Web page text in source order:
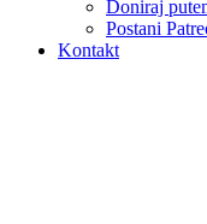
Doniraj
Postani
Kontakt